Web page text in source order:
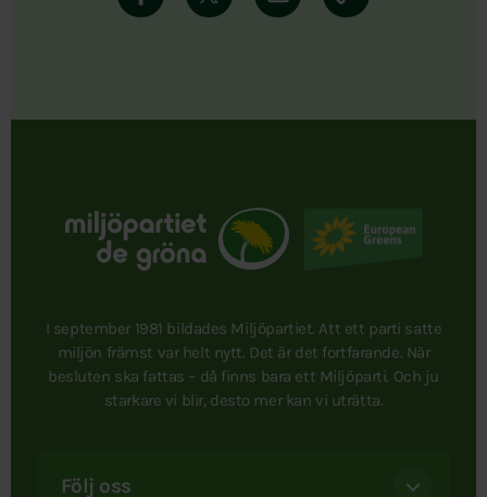
I september 1981 bildades Miljöpartiet. Att ett parti satte
miljön främst var helt nytt. Det är det fortfarande. När
besluten ska fattas – då finns bara ett Miljöparti. Och ju
starkare vi blir, desto mer kan vi uträtta.
Följ oss